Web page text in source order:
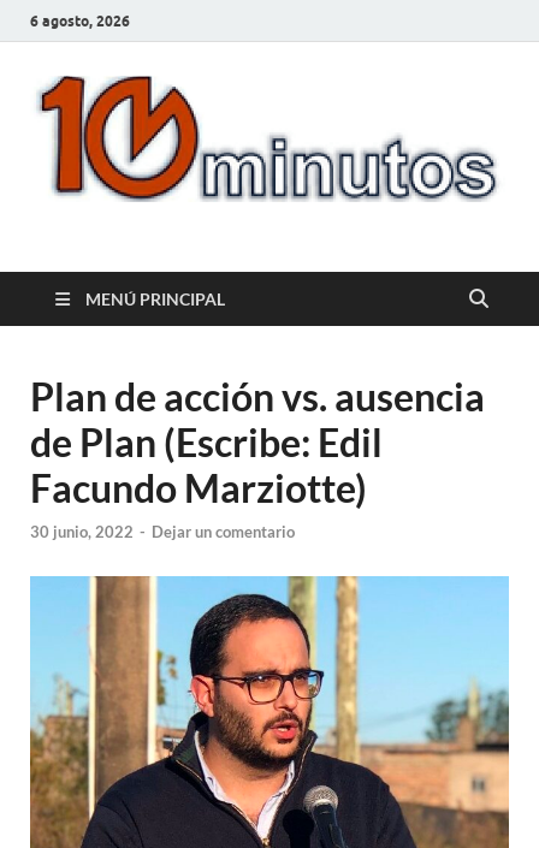
6 agosto, 2026
10minutos.com.uy
MENÚ PRINCIPAL
Plan de acción vs. ausencia
de Plan (Escribe: Edil
Facundo Marziotte)
30 junio, 2022 - Dejar un comentario